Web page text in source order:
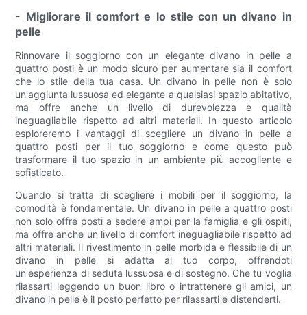
- Migliorare il comfort e lo stile con un divano in
pelle
Rinnovare il soggiorno con un elegante divano in pelle a
quattro posti è un modo sicuro per aumentare sia il comfort
che lo stile della tua casa. Un divano in pelle non è solo
un'aggiunta lussuosa ed elegante a qualsiasi spazio abitativo,
ma offre anche un livello di durevolezza e qualità
ineguagliabile rispetto ad altri materiali. In questo articolo
esploreremo i vantaggi di scegliere un divano in pelle a
quattro posti per il tuo soggiorno e come questo può
trasformare il tuo spazio in un ambiente più accogliente e
sofisticato.
Quando si tratta di scegliere i mobili per il soggiorno, la
comodità è fondamentale. Un divano in pelle a quattro posti
non solo offre posti a sedere ampi per la famiglia e gli ospiti,
ma offre anche un livello di comfort ineguagliabile rispetto ad
altri materiali. Il rivestimento in pelle morbida e flessibile di un
divano in pelle si adatta al tuo corpo, offrendoti
un'esperienza di seduta lussuosa e di sostegno. Che tu voglia
rilassarti leggendo un buon libro o intrattenere gli amici, un
divano in pelle è il posto perfetto per rilassarti e distenderti.